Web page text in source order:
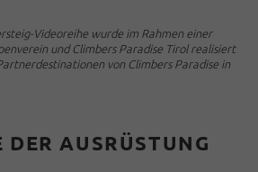
Videoreihe wurde im Rahmen einer
und Climbers Paradise Tirol realisiert
von Climbers Paradise in
DER AUSRÜSTUNG